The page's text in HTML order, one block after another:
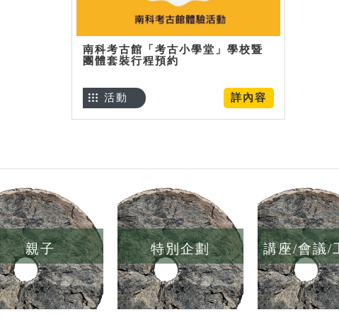
南科考古館「考古小學堂」學校暨
團體套裝行程預約
詳內容
活動
親子 特別企劃 講座/會議/